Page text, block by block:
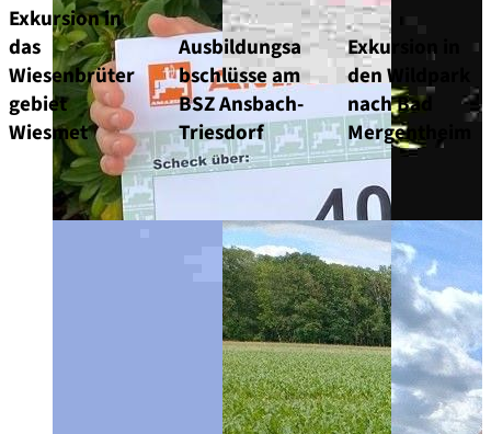
Exkursion in
das
Wiesenbrüter
gebiet
Wiesmet
Ausbildungsa
bschlüsse am
BSZ Ansbach-
Triesdorf
Exkursion in
den Wildpark
nach Bad
Mergentheim